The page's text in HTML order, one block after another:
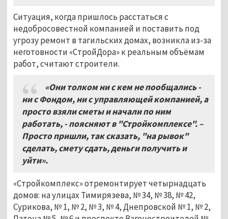
Ситуация, когда пришлось расстаться с
недобросовестной компанией и поставить под
угрозу ремонт в тагильских домах, возникла из-за
неготовности «СтройДора» к реальным объёмам
работ, считают строители.
«Они толком ни с кем не пообщались -
ни с Фондом, ни с управляющей компанией, а
просто взяли сметы и начали по ним
работать, - поясняют в "Стройкомплексе". –
Просто пришли, так сказать, "на рывок"
сделать, смету сдать, деньги получить и
уйти».
«Стройкомплекс» отремонтирует четырнадцать
домов: на улицах Тимирязева, № 34, № 38, № 42,
Сурикова, № 1, № 2, № 3, № 4, Днепровской № 1, № 2,